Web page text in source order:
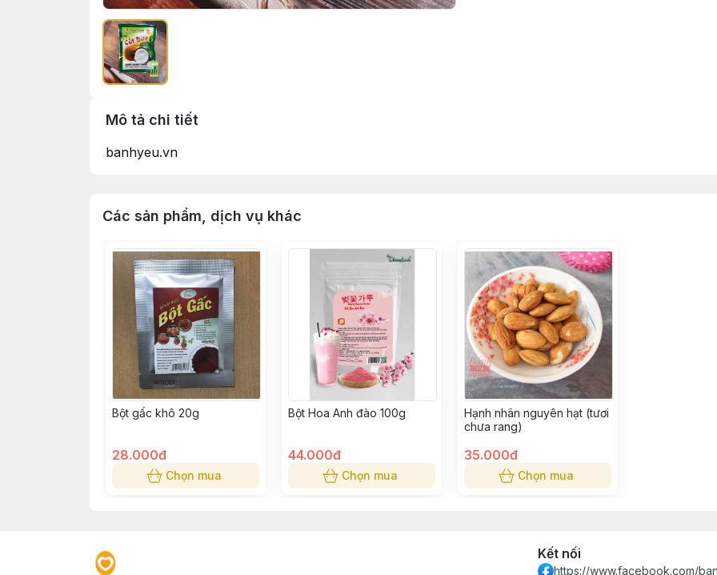
Mô tả chi tiết
banhyeu.vn
Các sản phẩm, dịch vụ khác
Bột gấc khô 20g
28.000đ
Chọn mua
Bột Hoa Anh đào 100g
44.000đ
Chọn mua
Hạnh nhân nguyên hạt (tươi
chưa rang)
35.000đ
Chọn mua
Kết nối
https://www.facebook.com/